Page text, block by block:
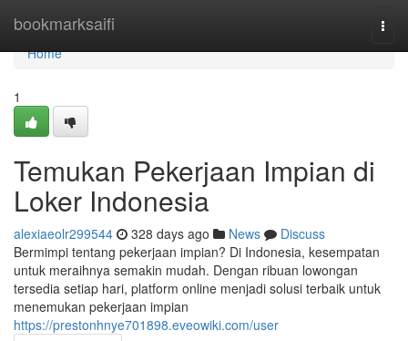
bookmarksaifi
Home
Home
1
Temukan Pekerjaan Impian di
Loker Indonesia
alexiaeolr299544 328 days ago News
Discuss
Bermimpi tentang pekerjaan impian? Di Indonesia, kesempatan
untuk meraihnya semakin mudah. Dengan ribuan lowongan
tersedia setiap hari, platform online menjadi solusi terbaik untuk
menemukan pekerjaan impian
https://prestonhnye701898.eveowiki.com/user